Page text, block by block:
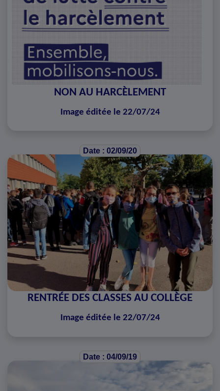
NON AU HARCÈLEMENT
Image éditée le 22/07/24
Date : 02/09/20
RENTRÉE DES CLASSES AU COLLÈGE
Image éditée le 22/07/24
Date : 04/09/19